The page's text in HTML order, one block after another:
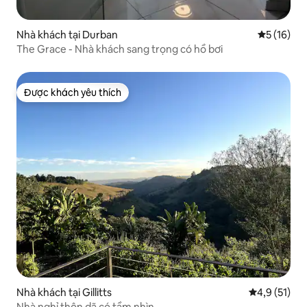
Nhà khách tại Durban Xếp hạng
5 (16)
The Grace - Nhà khách sang trọng có hồ bơi
Được khách yêu thích
Được khách yêu thích
Nhà khách tại Gillitts Xếp hạng
4,9 (51)